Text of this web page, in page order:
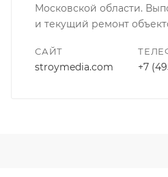
Московской области.
и текущий ремонт
САЙТ
stroymedia.com +7